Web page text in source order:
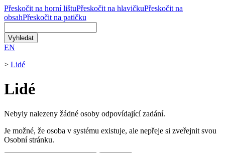
Přeskočit na horní lištuPřeskočit na hlavičkuPřeskočit na
obsahPřeskočit na patičku
EN
> Lidé
Lidé
Nebyly nalezeny žádné osoby odpovídající zadání.
Je možné, že osoba v systému existuje, ale nepřeje si zveřejnit svou
Osobní stránku.